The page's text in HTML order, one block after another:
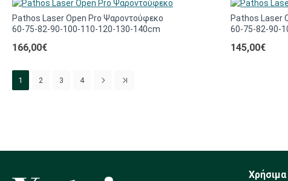
Pathos Laser Open Pro Ψαροντούφεκο
60-75-82-90-100-110-120-130-140cm
166,00€
Pathos Laser
60-75-82-90-
145,00€
1 2 3 4
Χρήσιμα